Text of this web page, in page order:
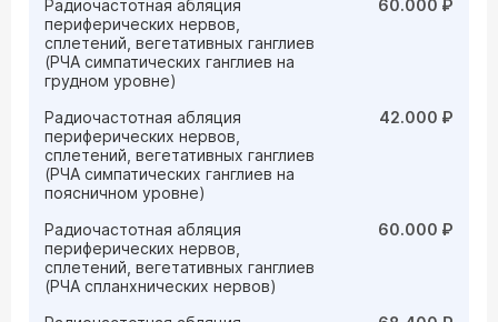
Радиочастотная абляция
периферических нервов,
сплетений, вегетативных ганглиев
(РЧА симпатических ганглиев на
грудном уровне)
60.000 ₽
Радиочастотная абляция
периферических нервов,
сплетений, вегетативных ганглиев
(РЧА симпатических ганглиев на
поясничном уровне)
42.000 ₽
Радиочастотная абляция
периферических нервов,
сплетений, вегетативных ганглиев
(РЧА спланхнических нервов)
60.000 ₽